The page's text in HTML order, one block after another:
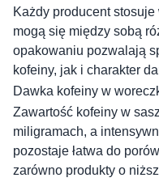
Każdy producent stosuje
mogą się między sobą
opakowaniu pozwalają
kofeiny, jak i charakter
Dawka kofeiny w
Zawartość kofeiny w
miligramach, a
pozostaje łatwa do
zarówno produkty o